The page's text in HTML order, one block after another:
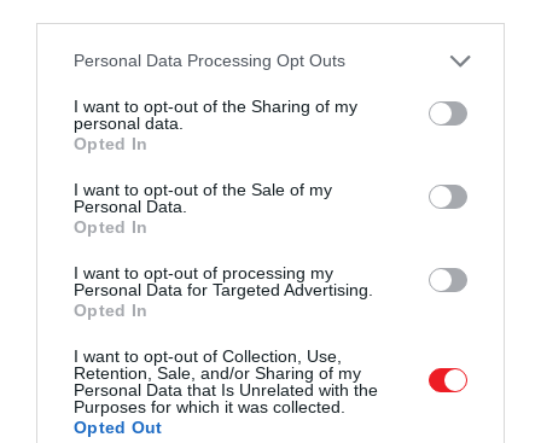
Please note that this website/app uses one or more Google
not limited to your visit or usage behaviour. You may click to
grant or deny consent to Google and its third-party tags to
use your data for below specified purposes in below Google
consent section.
Personal Data Processing Opt Outs
I want to opt-out of the Sharing of my
personal data.
Opted In
I want to opt-out of the Sale of my
Personal Data.
Opted In
I want to opt-out of processing my
Personal Data for Targeted Advertising.
Opted In
I want to opt-out of Collection, Use,
Retention, Sale, and/or Sharing of my
Personal Data that Is Unrelated with the
Purposes for which it was collected.
Opted Out